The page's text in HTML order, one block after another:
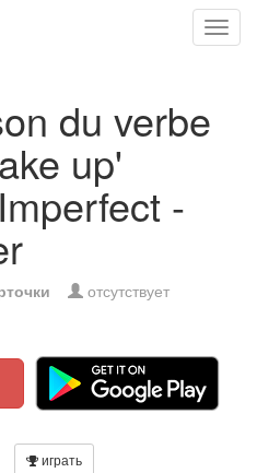
du verbe
up'
-
отсутствует
играть